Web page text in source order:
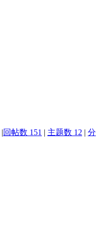
|回帖数 151 | 主题数 12 | 分